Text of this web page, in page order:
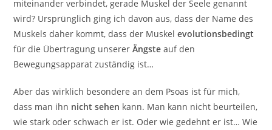
miteinander verbindet, gerade Muskel der Seele genannt
wird? Ursprünglich ging ich davon aus, dass der Name des
Muskels daher kommt, dass der Muskelevolutionsbedingt
für die Übertragung unsererÄngste auf den
Bewegungsapparat zuständig ist…
Aber das wirklich besondere an dem Psoas ist für mich,
dass man ihn nicht sehen kann. Man kann nicht beurteilen,
wie stark oder schwach er ist. Oder wie gedehnt er ist… Wie